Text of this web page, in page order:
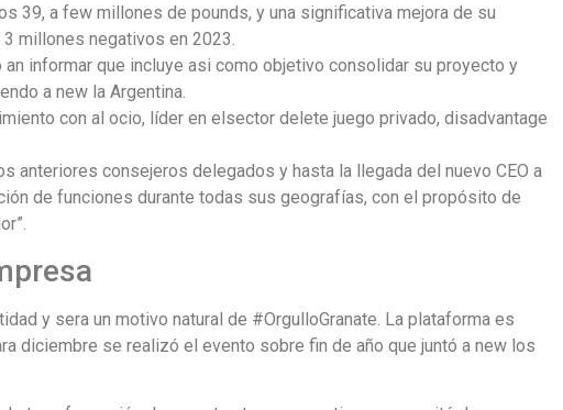
39, a few millones de pounds, y una significativa mejora de su
millones negativos en 2023.
informar que incluye asi como objetivo consolidar su proyecto y
a new la Argentina.
con al ocio, líder en elsector delete juego privado, disadvantage
anteriores consejeros delegados y hasta la llegada del nuevo CEO a
de funciones durante todas sus geografías, con el propósito de
y sera un motivo natural de #OrgulloGranate. La plataforma es
diciembre se realizó el evento sobre fin de año que juntó a new los